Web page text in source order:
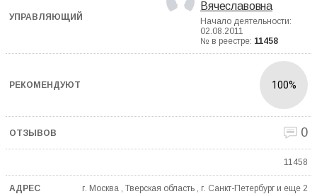
Вячеславовна
Начало деятельности:
02.08.2011
№ в реестре: 11458
100%
0
11458
г. Москва , Тверская область , г. Санкт-Петербург и еще 2